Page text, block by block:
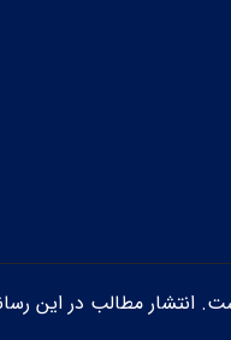
انتشار مطالب در این